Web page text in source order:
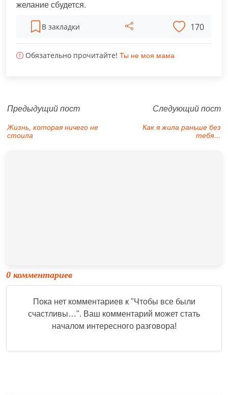
желание сбудется.
В закладки 170
Обязательно прочитайте! Ты не моя мама
Предыдущий пост
Жизнь, которая ничего не
стоила
Следующий пост
Как я жила раньше без
тебя…
0 комментариев
Пока нет комментариев к "Чтобы все были
счастливы…". Ваш комментарий может стать
началом интересного разговора!